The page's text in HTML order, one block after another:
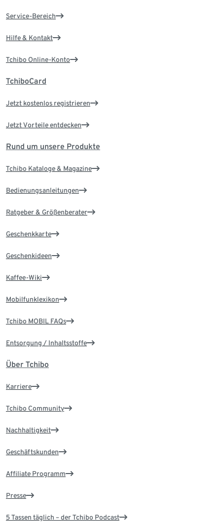
Service-Bereich
Hilfe & Kontakt
Tchibo Online-Konto
TchiboCard
Jetzt kostenlos registrieren
Jetzt Vorteile entdecken
Rund um unsere Produkte
Tchibo Kataloge & Magazine
Bedienungsanleitungen
Ratgeber & Größenberater
Geschenkkarte
Geschenkideen
Kaffee-Wiki
Mobilfunklexikon
Tchibo MOBIL FAQs
Entsorgung / Inhaltsstoffe
Über Tchibo
Karriere
Tchibo Community
Nachhaltigkeit
Geschäftskunden
Affiliate Programm
Presse
5 Tassen täglich – der Tchibo Podcast